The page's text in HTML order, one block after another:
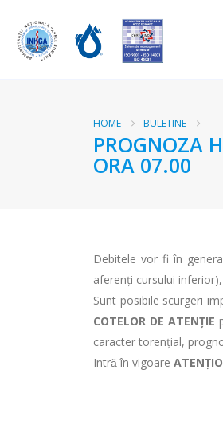
HOME BULETINE
PROGNOZA
ORA 07.00
Debitele vor fi în
aferenţi cursului
Sunt posibile scurgeri
COTELOR DE ATENŢIE
caracter torenţial,
Intrǎ în vigoare